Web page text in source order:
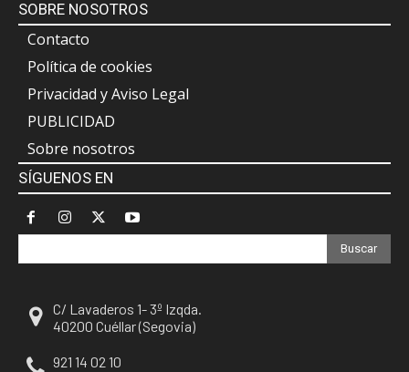
SOBRE NOSOTROS
Contacto
Política de cookies
Privacidad y Aviso Legal
PUBLICIDAD
Sobre nosotros
SÍGUENOS EN
Buscar
C/ Lavaderos 1- 3º Izqda.
40200 Cuéllar (Segovia)
921 14 02 10